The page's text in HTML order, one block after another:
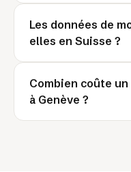
Les données de
elles en Suisse ?
Combien coûte
à Genève ?